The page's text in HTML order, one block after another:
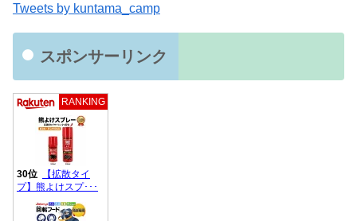
Tweets by kuntama_camp
スポンサーリンク